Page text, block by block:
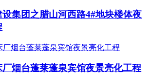
集团之腊山河西路4#地块楼体夜
烟台蓬莱蓬泉宾馆夜景亮化工程